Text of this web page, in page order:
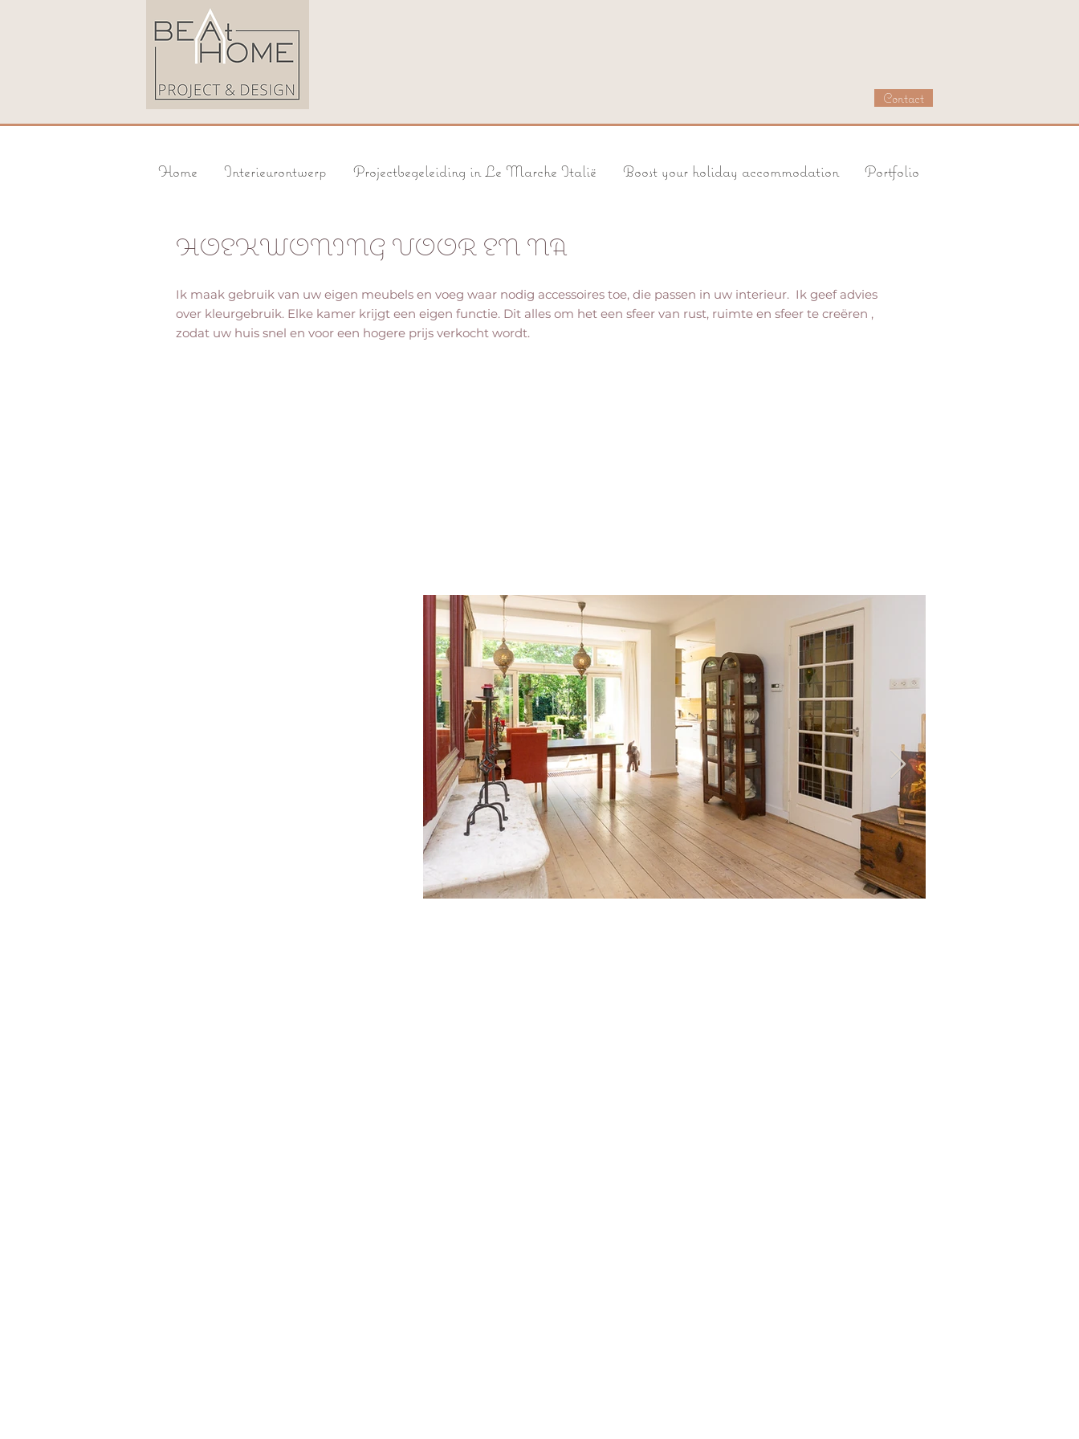
Contact
Home Interieurontwerp Projectbegeleiding in Le Marche Italië Boost your holiday accommodation Portfolio
HOEKWONING VOOR EN NA
Ik maak gebruik van uw eigen meubels en voeg waar nodig accessoires toe, die passen in uw interieur. Ik geef advies
over kleurgebruik. Elke kamer krijgt een eigen functie. Dit alles om het een sfeer van rust, ruimte en sfeer te creëren ,
zodat uw huis snel en voor een hogere prijs verkocht wordt.